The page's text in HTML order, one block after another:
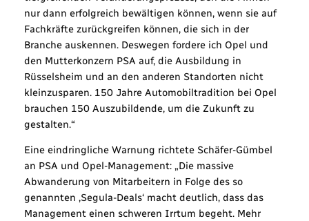
nur dann erfolgreich bewältigen können, wenn sie auf
Fachkräfte zurückgreifen können, die sich in der
Branche auskennen. Deswegen fordere ich Opel und
den Mutterkonzern PSA auf, die Ausbildung in
Rüsselsheim und an den anderen Standorten nicht
kleinzusparen. 150 Jahre Automobiltradition bei Opel
brauchen 150 Auszubildende, um die Zukunft zu
gestalten.“
Eine eindringliche Warnung richtete Schäfer-Gümbel
an PSA und Opel-Management: „Die massive
Abwanderung von Mitarbeitern in Folge des so
genannten ‚Segula-Deals‘ macht deutlich, dass das
Management einen schweren Irrtum begeht. Mehr